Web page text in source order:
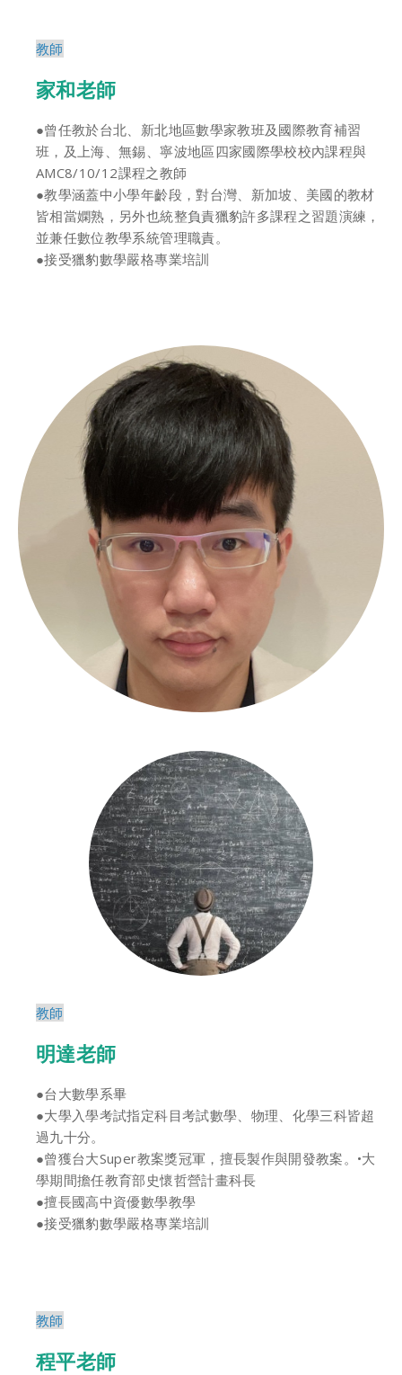
教師
家和老師
●曾任教於台北、新北地區數學家教班及國際教育補習
班，及上海、無錫、寧波地區四家國際學校校內課程與
AMC8/10/12課程之教師
●教學涵蓋中小學年齡段，對台灣、新加坡、美國的教材
皆相當嫻熟，另外也統整負責獵豹許多課程之習題演練，
並兼任數位教學系統管理職責。
●接受獵豹數學嚴格專業培訓
教師
明達老師
●台大數學系畢
●大學入學考試指定科目考試數學、物理、化學三科皆超
過九十分。
●曾獲台大Super教案獎冠軍，擅長製作與開發教案。•大
學期間擔任教育部史懷哲營計畫科長
●擅長國高中資優數學教學
●接受獵豹數學嚴格專業培訓
教師
程平老師